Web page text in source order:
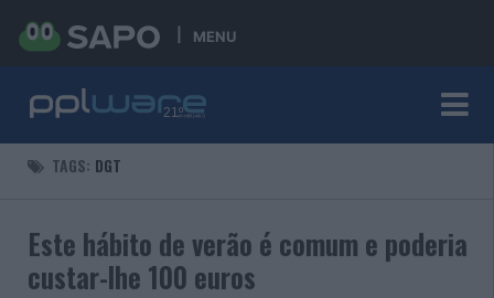
MENU
TAGS: DGT
Este hábito de verão é comum e poderia
custar-lhe 100 euros